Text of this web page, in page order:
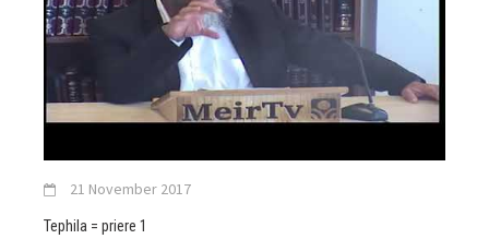
21 November 2017
Tephila = priere 1